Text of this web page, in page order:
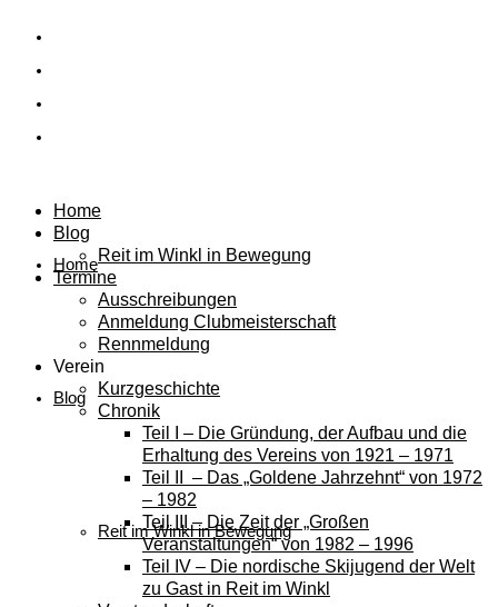
Home
Blog
Reit im Winkl in Bewegung
Home
Blog
Reit im Winkl in Bewegung
Termine
Ausschreibungen
Anmeldung Clubmeisterschaft
Rennmeldung
Verein
Kurzgeschichte
Chronik
Teil I – Die Gründung, der Aufbau und die
Erhaltung des Vereins von 1921 – 1971
Teil II – Das „Goldene Jahrzehnt“ von 1972
– 1982
Teil III – Die Zeit der „Großen
Veranstaltungen“ von 1982 – 1996
Teil IV – Die nordische Skijugend der Welt
zu Gast in Reit im Winkl